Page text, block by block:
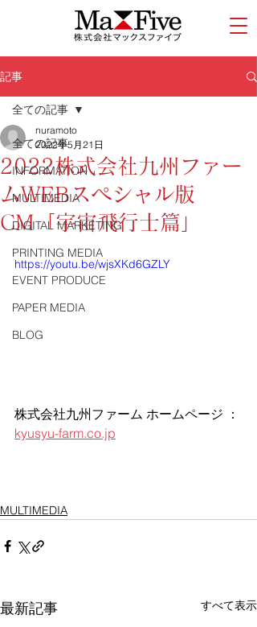
記事
全ての記事
INFORMATION
MULTIMEDIA
DIGITAL MARKETING
PRINTING MEDIA
EVENT PRODUCE
PAPER MEDIA
BLOG
全ての記事
2022株式会社九州ファー
ムWEBスペシャル版
CM「宇宙飛行士篇」
nuramoto
2022年5月21日
https://youtu.be/wjsXKd6GZLY
株式会社九州ファーム ホームページ ：
kyusyu-farm.co.jp
MULTIMEDIA
最新記事 すべて表示